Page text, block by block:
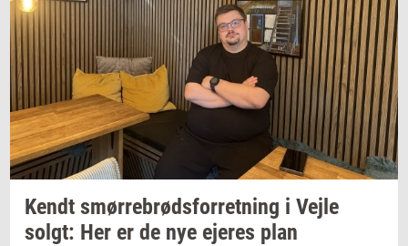
Kendt smør­re­brød­s­for­ret­ning i Vejle
solgt: Her er de nye eje­res plan